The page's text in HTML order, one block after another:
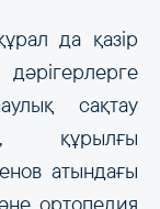
да қазір
сақтау
құрылғы
атындағы